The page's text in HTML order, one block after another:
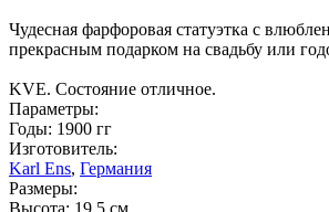
Чудесная фарфоровая статуэтка с
прекрасным подарком на свадьбу или
KVE. Состояние отличное.
Параметры:
Годы: 1900 гг
Изготовитель:
Karl Ens, Германия
Размеры:
Высота: 19,5 см.